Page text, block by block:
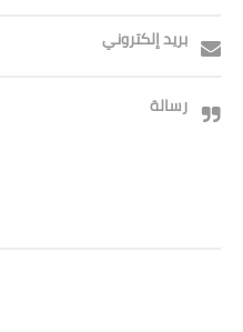
بريد إلكتروني
رسالة